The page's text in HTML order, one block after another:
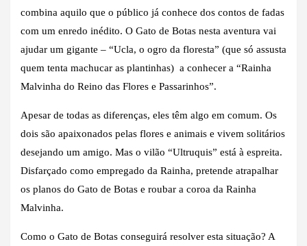
combina aquilo que o público já conhece dos contos de fadas
com um enredo inédito. O Gato de Botas nesta aventura vai
ajudar um gigante – “Ucla, o ogro da floresta” (que só assusta
quem tenta machucar as plantinhas) a conhecer a “Rainha
Malvinha do Reino das Flores e Passarinhos”.
Apesar de todas as diferenças, eles têm algo em comum. Os
dois são apaixonados pelas flores e animais e vivem solitários
desejando um amigo. Mas o vilão “Ultruquis” está à espreita.
Disfarçado como empregado da Rainha, pretende atrapalhar
os planos do Gato de Botas e roubar a coroa da Rainha
Malvinha.
Como o Gato de Botas conseguirá resolver esta situação? A